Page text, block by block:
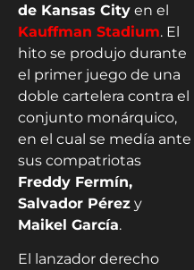
de Kansas City en el
Kauffman Stadium. El
hito se produjo durante
el primer juego de una
doble cartelera contra el
conjunto monárquico,
en el cual se medía ante
sus compatriotas
Freddy Fermín,
Salvador Pérez y
Maikel García​.
El lanzador derecho